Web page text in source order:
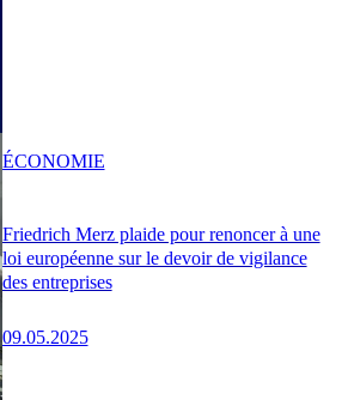
Friedrich Merz plaide pour renoncer à une
loi européenne sur le devoir de vigilance
des entreprises
09.05.2025
ÉCONOMIE